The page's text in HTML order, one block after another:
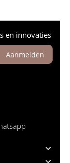
en innovaties
Aanmelden